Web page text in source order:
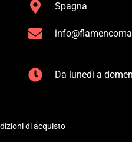
Spagna
Da lunedì a
di acquisto